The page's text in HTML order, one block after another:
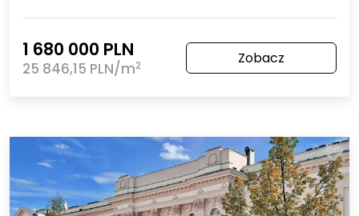
1 680 000 PLN
25 846,15 PLN/m2 Zobacz